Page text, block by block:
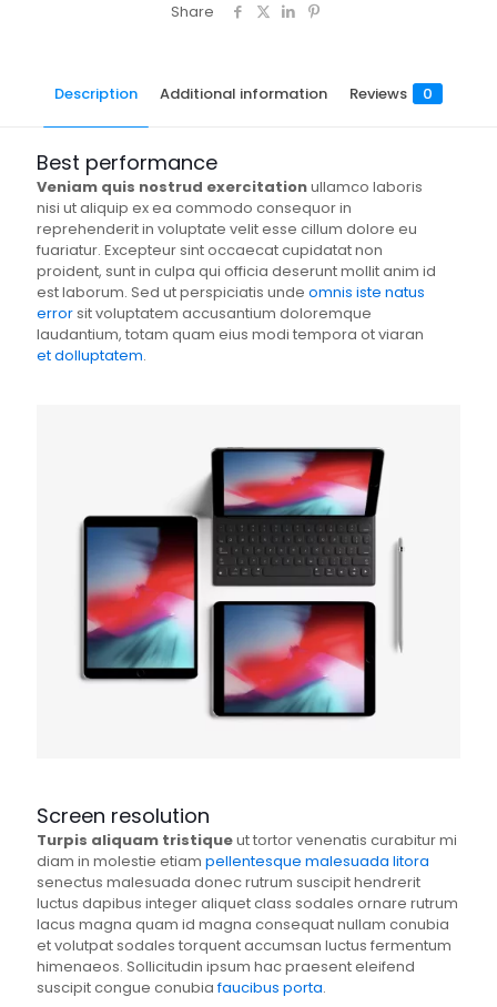
Share
Description Additional information Reviews 0
Best performance
Veniam quis nostrud exercitationullamco laboris
nisi ut aliquip ex ea commodo consequor in
reprehenderit in voluptate velit esse cillum dolore eu
fuariatur. Excepteur sint occaecat cupidatat non
proident, sunt in culpa qui officia deserunt mollit anim id
est laborum. Sed ut perspiciatis unde omnis iste natus
errorsit voluptatem accusantium doloremque
laudantium, totam quam eius modi tempora ot viaran
et dolluptatem.
Screen resolution
Turpis aliquam tristiqueut tortor venenatis curabitur mi
diam in molestie etiam pellentesque malesuada litora
senectus malesuada donec rutrum suscipit hendrerit
luctus dapibus integer aliquet class sodales ornare rutrum
lacus magna quam id magna consequat nullam conubia
et volutpat sodales torquent accumsan luctus fermentum
himenaeos. Sollicitudin ipsum hac praesent eleifend
suscipit congue conubiafaucibus porta.